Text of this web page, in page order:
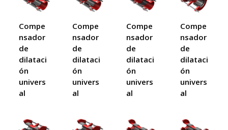
Compe
nsador
de
dilataci
ón
univers
al
Compe
nsador
de
dilataci
ón
univers
al
Compe
nsador
de
dilataci
ón
univers
al
Compe
nsador
de
dilataci
ón
univers
al